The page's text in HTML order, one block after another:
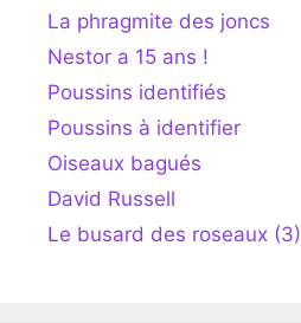
La phragmite des joncs
Nestor a 15 ans !
Poussins identifiés
Poussins à identifier
Oiseaux bagués
David Russell
Le busard des roseaux (3)